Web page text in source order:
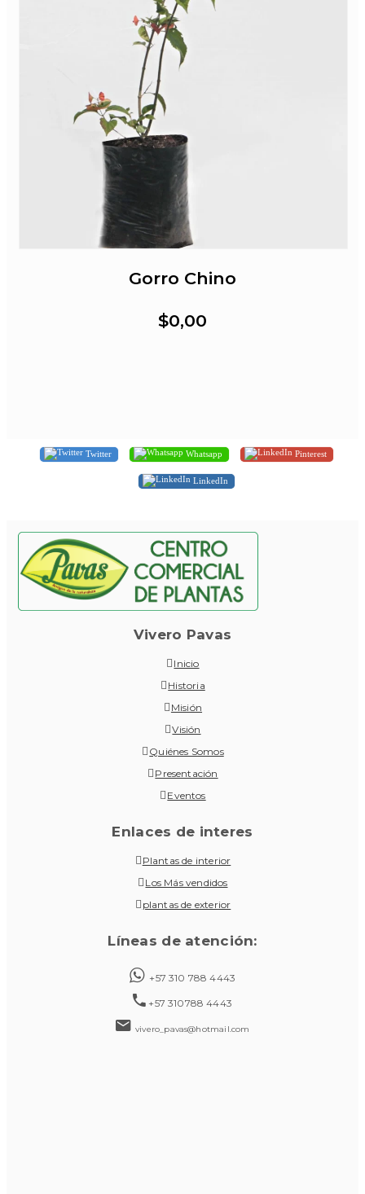
Gorro Chino
$0,00
Twitter Whatsapp Pinterest
LinkedIn
Vivero Pavas
Inicio
Historia
Misión
Visión
Quiénes Somos
Presentación
Eventos
Enlaces de interes
Plantas de interior
Los Más vendidos
plantas de exterior
Líneas de atención:
+57 310 788 4443
+57 310788 4443
vivero_pavas@hotmail.com